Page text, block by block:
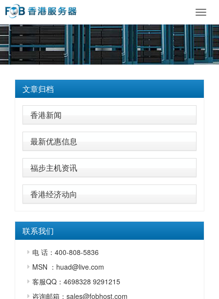
文章归档
香港新闻
最新优惠信息
福步主机资讯
香港经济动向
联系我们
电 话：400-808-5836
MSN ：huad@live.com
客服QQ：4698328 9291215
咨询邮箱：sales@fobhost.com